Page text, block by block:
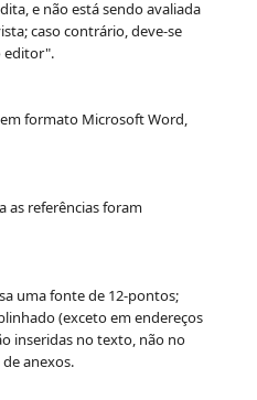
e não está sendo avaliada
caso contrário, deve-se
editor".
formato Microsoft Word,
as referências foram
uma fonte de 12-pontos;
(exceto em endereços
inseridas no texto, não no
anexos.